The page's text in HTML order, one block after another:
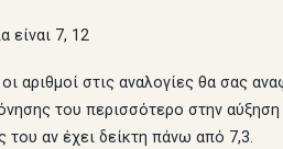
είναι 7, 12
οι αριθμοί στις αναλογίες θα σας
του περισσότερο στην
του αν έχει δείκτη πάνω από 7,3.